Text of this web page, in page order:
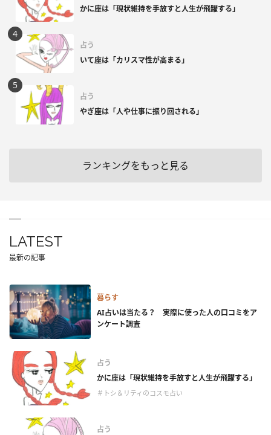
かに座は「現状維持を手放すと人生が飛躍する」
占う
いて座は「カリスマ性が高まる」
占う
やぎ座は「人や仕事に振り回される」
ランキングをもっと見る
LATEST
最新の記事
暮らす
AI占いは当たる？ 実際に使った人の口コミをア
ンケート調査
占う
かに座は「現状維持を手放すと人生が飛躍する」
＃トシ＆リティのコスモ占い
占う